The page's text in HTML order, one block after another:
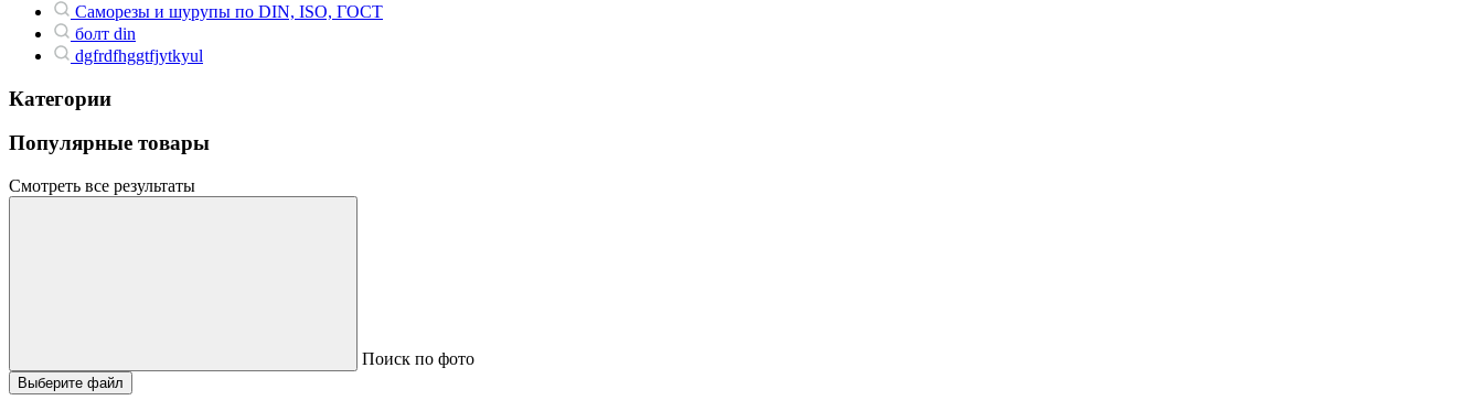
Саморезы и шурупы по DIN, ISO, ГОСТ
болт din
dgfrdfhggtfjytkyul
Категории
Популярные товары
Смотреть все результаты
Поиск по фото
Выберите файл